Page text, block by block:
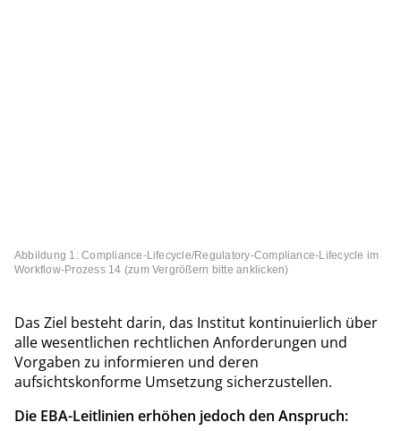
Abbildung 1: Compliance-Lifecycle/Regulatory-Compliance-Lifecycle im
Workflow-Prozess 14 (zum Vergrößern bitte anklicken)
Das Ziel besteht darin, das Institut kontinuierlich über
alle wesentlichen rechtlichen Anforderungen und
Vorgaben zu informieren und deren
aufsichtskonforme Umsetzung sicherzustellen.
Die EBA-Leitlinien erhöhen jedoch den Anspruch: